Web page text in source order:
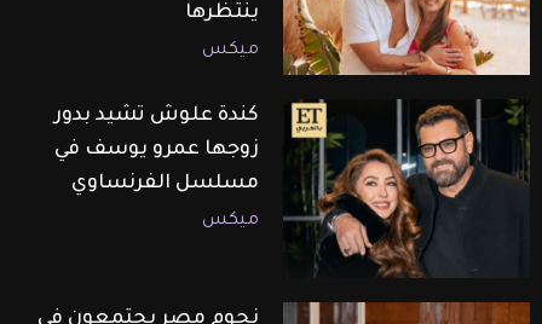
ينتظرها
ميكس
كندة علوش تشيد بدور
زوجها عمرو يوسف في
مسلسل الفرنساوي
ميكس
نجوم مصر يجتمعون في